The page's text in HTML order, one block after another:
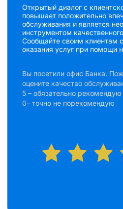
Открытый диалог с
повышает положительно
обслуживания и является
инструментом
Сообщайте своим клиентам
оказания услуг при помощи
Вы посетили офис Банка.
оцените качество
5 – обязательно рекомендую
0– точно не порекомендую